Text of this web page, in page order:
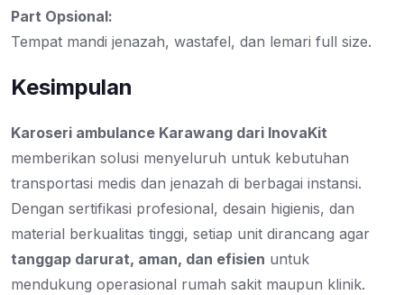
Part Opsional:
Tempat mandi jenazah, wastafel, dan lemari full size.
Kesimpulan
Karoseri ambulance Karawang dari InovaKit
memberikan solusi menyeluruh untuk kebutuhan
transportasi medis dan jenazah di berbagai instansi.
Dengan sertifikasi profesional, desain higienis, dan
material berkualitas tinggi, setiap unit dirancang agar
tanggap darurat, aman, dan efisien untuk
mendukung operasional rumah sakit maupun klinik.